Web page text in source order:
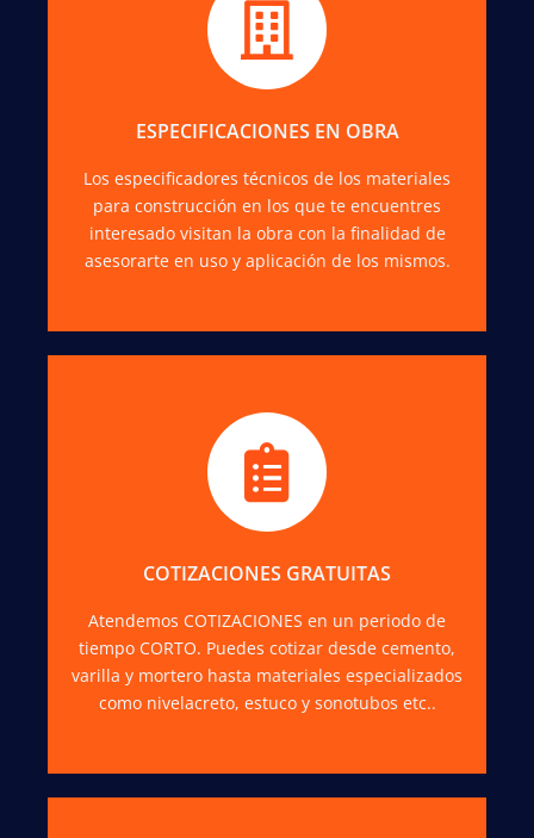
ESPECIFICACIONES EN OBRA
Los especificadores técnicos de los materiales
para construcción en los que te encuentres
interesado visitan la obra con la finalidad de
asesorarte en uso y aplicación de los mismos.
Te ayudamos también con la cuantificación y
estimación de costos en los diversos materiales
estructuras de su obra.
COTIZAR
COTIZACIONES GRATUITAS
Atendemos COTIZACIONES en un periodo de
tiempo CORTO. Puedes cotizar desde cemento,
varilla y mortero hasta materiales especializados
como nivelacreto, estuco y sonotubos etc..
Nos puedes contactar en mostrador, vía
telefónica y por correo electrónico. Atención
ingenieros.
COTIZAR